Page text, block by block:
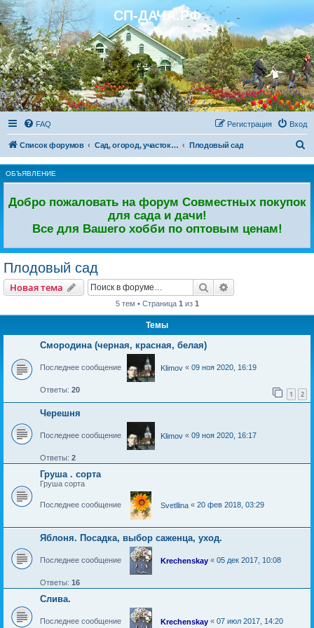
Регистрация СП-ДАЧА.РФ
FAQ Вход
Регистрация
Список форумов Сад, огород, участок. Дачный форум. Плодовый сад
ОБЪЯВЛЕНИЕ
Добро пожаловать на форум Совместных покупок
для сада и дачи!
Все для Вашего хобби по оптовым ценам!
Плодовый сад
Новая тема
Новаятема Поиск
5 тем • Страница 1 из 1
Темы
Смородина (черная, красная, белая)
Последнее сообщение Klimov « 09 ноя 2020, 16:19
Ответы: 20 1 2
Черешня
Последнее сообщение Klimov « 09 ноя 2020, 16:17
Ответы: 2
Груша . сорта
Груша сорта
Последнее сообщение Svetllina « 20 фев 2018, 03:29
Яблоня. Посадка, выбор саженца, уход.
Последнее сообщение Krechenskay « 05 дек 2017, 10:08
Ответы: 16
Слива.
Последнее сообщение Krechenskay « 07 июл 2017, 14:20